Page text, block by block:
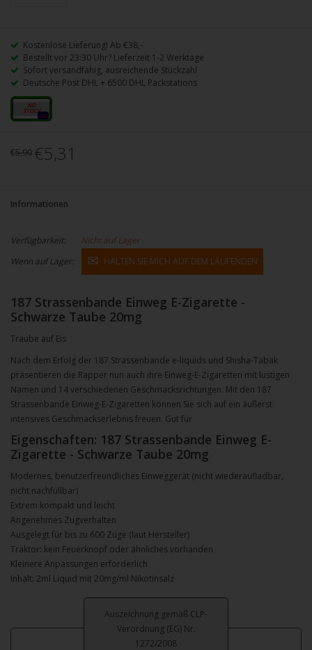
Kostenlose Lieferung! Ab €38,-
Bestellt vor 23:30 Uhr? Lieferzeit 1-2 Werktage
Sofort versandfähig, ausreichende Stückzahl
Deutsche Post DHL + 6500 DHL Packstations
20mg
0x
€5,90 €5,31
Informationen
Verfügbarkeit:
Nicht auf Lager
Wenn auf Lager:
HALTEN SIE MICH AUF DEM LAUFENDEN
187 Strassenbande Einweg E-Zigarette -
Schwarze Taube 20mg
Traube auf Eis
Nach dem Erfolg der 187 Strassenbande e-liquids und Shisha-Tabak
präsentieren die Rapper nun auch ihre Einweg-E-Zigaretten mit lustigen
Namen und 14 verschiedenen Geschmacksrichtungen. Mit den 187
Strassenbande Einweg-E-Zigaretten können Sie sich auf ein äußerst
intensives Geschmackserlebnis freuen. Gut für
Eigenschaften: 187 Strassenbande Einweg E-
Zigarette - Schwarze Taube 20mg
Modernes, benutzerfreundliches Einweggerät (nicht wiederaufladbar,
nicht nachfüllbar)
Extrem kompakt und leicht
Angenehmes Zugverhalten
Ausgelegt für bis zu 600 Züge (laut Hersteller)
Traktor: kein Feuerknopf oder ähnliches vorhanden
Kleinere Anpassungen erforderlich
Inhalt: 2ml Liquid mit 20mg/ml Nikotinsalz
Auszeichnung gemäß CLP-
Verordnung (EG) Nr.
1272/2008